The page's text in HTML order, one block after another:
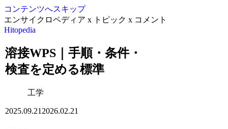
コンテンツへスキップ
エンサイクロペディア x トピック x コメント
Hitopedia
溶接WPS｜手順・条件・
検査を定める標準
工学
2025.09.21 2026.02.21